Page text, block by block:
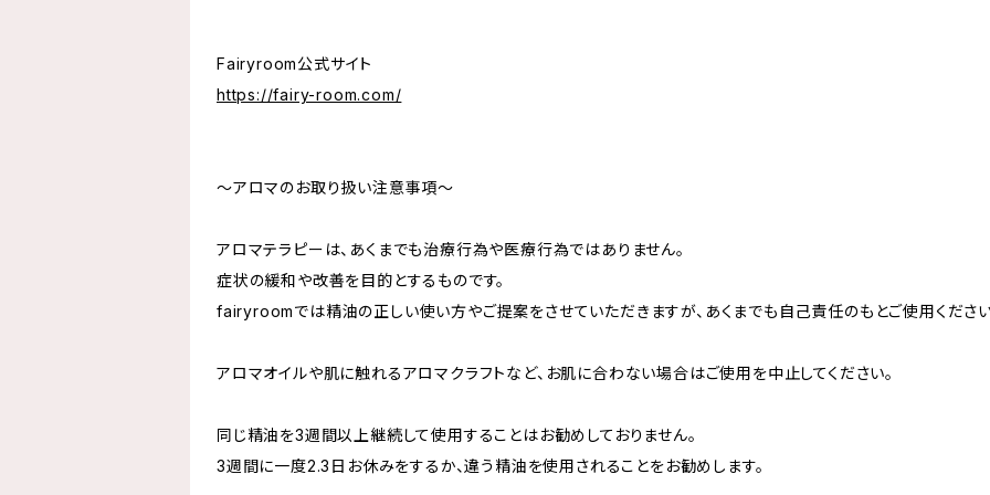
Fairyroom公式サイト
https://fairy-room.com/
〜アロマのお取り扱い注意事項〜
アロマテラピーは、あくまでも治療行為や医療行為ではありません。
症状の緩和や改善を目的とするものです。
fairyroomでは精油の正しい使い方やご提案をさせていただきますが、あくまでも自己責任のもとご使用ください
アロマオイルや肌に触れるアロマクラフトなど、お肌に合わない場合はご使用を中止してください。
同じ精油を3週間以上継続して使用することはお勧めしておりません。
3週間に一度2.3日お休みをするか、違う精油を使用されることをお勧めします。